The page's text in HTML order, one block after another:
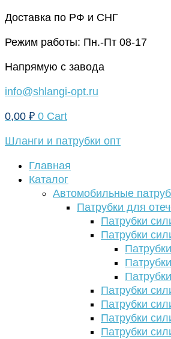
Перейти
содержимому
Доставка по РФ и СНГ
Режим работы: Пн.-Пт 08-17
Напрямую с завода
info@shlangi-opt.ru
0,00 ₽ 0 Cart
Шланги и патрубки опт
Главная
Каталог
Автомобильные
Патрубки для
Патрубки
Патрубки
Патрубки
Патрубки
Патрубки
Патрубки